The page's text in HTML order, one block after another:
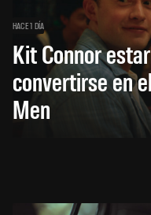
HACE 1 DÍA
Kit Connor
convertirse en
Men